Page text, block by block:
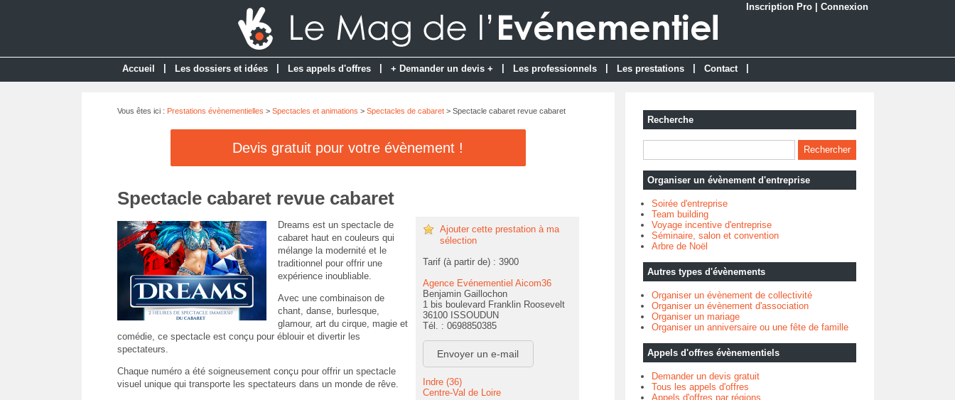
Inscription Pro Connexion
Accueil Les dossiers et idées Les appels d'offres + Demander un devis + Les professionnels Les prestations Contact
Vous êtes ici : Prestations évènementielles > Spectacles et animations > Spectacles de cabaret> Spectacle cabaret revue cabaret
Devis gratuit pour votre évènement !
Spectacle cabaret revue cabaret
Ajouter cette prestation à ma
sélection
Tarif (à partir de) : 3900
Agence Evénementiel Aicom36
Benjamin Gaillochon
1 bis boulevard Franklin Roosevelt
36100 ISSOUDUN
Tél. : 0698850385
Envoyer un e-mail
Indre (36)
Centre-Val de Loire
Dreams est un spectacle de
cabaret haut en couleurs qui
mélange la modernité et le
traditionnel pour offrir une
expérience inoubliable.
Avec une combinaison de
chant, danse, burlesque,
glamour, art du cirque, magie et
comédie, ce spectacle est conçu pour éblouir et divertir les
spectateurs.
Chaque numéro a été soigneusement conçu pour offrir un spectacle
visuel unique qui transporte les spectateurs dans un monde de rêve.
Recherche
Organiser un évènement d'entreprise
Soirée d'entreprise
Team building
Voyage incentive d'entreprise
Séminaire, salon et convention
Arbre de Noël
Autres types d'évènements
Organiser un évènement de collectivité
Organiser un évènement d'association
Organiser un mariage
Organiser un anniversaire ou une fête de famille
Appels d'offres évènementiels
Demander un devis gratuit
Tous les appels d'offres
Appels d'offres par régions